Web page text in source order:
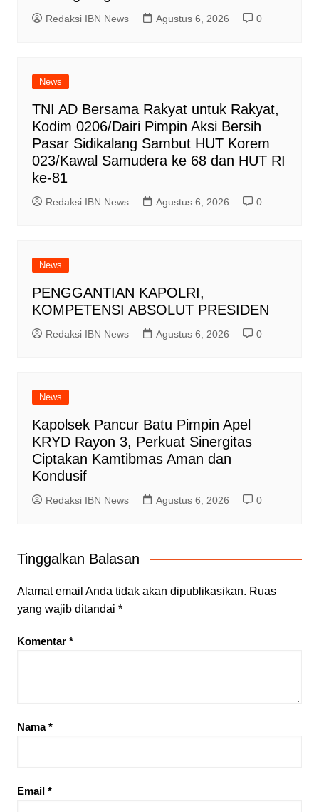
Redaksi IBN News Agustus 6, 2026 0
News
TNI AD Bersama Rakyat untuk Rakyat,
Kodim 0206/Dairi Pimpin Aksi Bersih
Pasar Sidikalang Sambut HUT Korem
023/Kawal Samudera ke 68 dan HUT RI
ke-81
Redaksi IBN News Agustus 6, 2026 0
News
PENGGANTIAN KAPOLRI,
KOMPETENSI ABSOLUT PRESIDEN
Redaksi IBN News Agustus 6, 2026 0
News
Kapolsek Pancur Batu Pimpin Apel
KRYD Rayon 3, Perkuat Sinergitas
Ciptakan Kamtibmas Aman dan
Kondusif
Redaksi IBN News Agustus 6, 2026 0
Tinggalkan Balasan
Alamat email Anda tidak akan dipublikasikan. Ruas
yang wajib ditandai *
Komentar *
Nama*
Email *